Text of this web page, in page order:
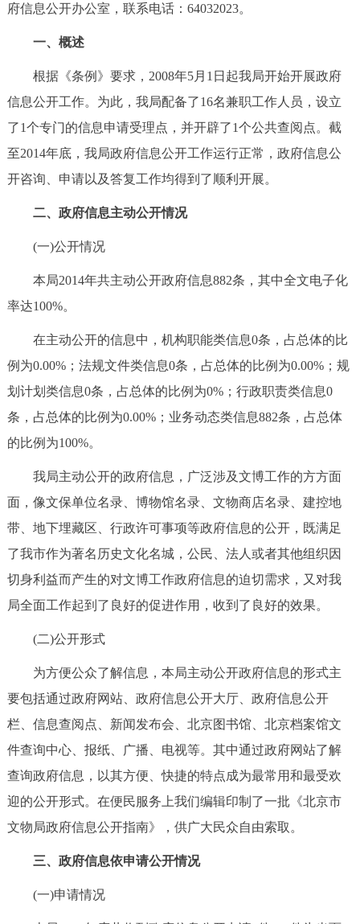
中介服务
政民互动
12345网上接诉即办 我要咨询 我要建议
参与调查 在线访谈
走进北京
北京概况
绿色北京
多语种
한국어
ESPAÑOL العربية PORTUGUÊS
ITALIANO
回到顶部
府信息公开办公室，联系电话：64032023。
一、概述
根据《条例》要求，2008年5月1日起我局开始开展政府
信息公开工作。为此，我局配备了16名兼职工作人员，设立
了1个专门的信息申请受理点，并开辟了1个公共查阅点。截
至2014年底，我局政府信息公开工作运行正常，政府信息公
开咨询、申请以及答复工作均得到了顺利开展。
二、政府信息主动公开情况
(一)公开情况
本局2014年共主动公开政府信息882条，其中全文电子化
率达100%。
在主动公开的信息中，机构职能类信息0条，占总体的比
例为0.00%；法规文件类信息0条，占总体的比例为0.00%；规
划计划类信息0条，占总体的比例为0%；行政职责类信息0
条，占总体的比例为0.00%；业务动态类信息882条，占总体
的比例为100%。
我局主动公开的政府信息，广泛涉及文博工作的方方面
面，像文保单位名录、博物馆名录、文物商店名录、建控地
带、地下埋藏区、行政许可事项等政府信息的公开，既满足
了我市作为著名历史文化名城，公民、法人或者其他组织因
切身利益而产生的对文博工作政府信息的迫切需求，又对我
局全面工作起到了良好的促进作用，收到了良好的效果。
(二)公开形式
为方便公众了解信息，本局主动公开政府信息的形式主
要包括通过政府网站、政府信息公开大厅、政府信息公开
栏、信息查阅点、新闻发布会、北京图书馆、北京档案馆文
件查询中心、报纸、广播、电视等。其中通过政府网站了解
查询政府信息，以其方便、快捷的特点成为最常用和最受欢
迎的公开形式。在便民服务上我们编辑印制了一批《北京市
文物局政府信息公开指南》，供广大民众自由索取。
三、政府信息依申请公开情况
(一)申请情况